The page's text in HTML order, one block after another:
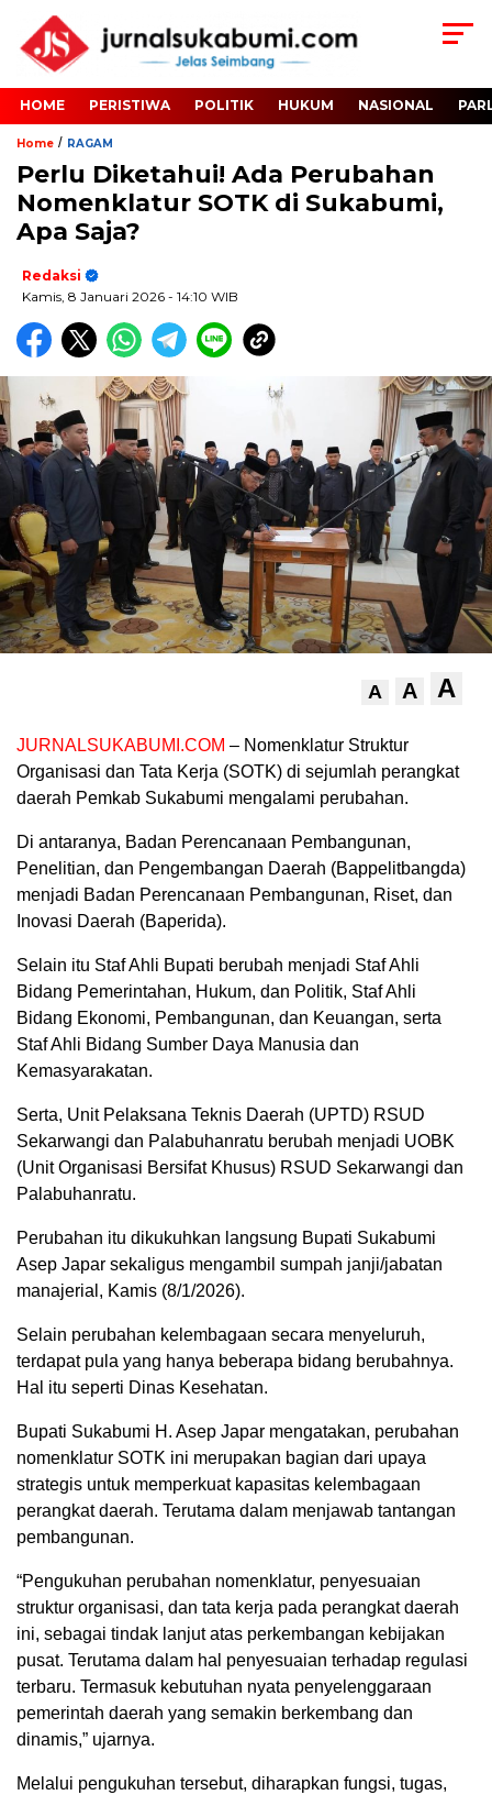
HOME PERISTIWA POLITIK HUKUM NASIONAL
Home / RAGAM
Perlu Diketahui! Ada Perubahan
Nomenklatur SOTK di Sukabumi,
Apa Saja?
Redaksi
Kamis, 8 Januari 2026 - 14:10 WIB
A A A
JURNALSUKABUMI.COM – Nomenklatur Struktur
Organisasi dan Tata Kerja (SOTK) di sejumlah perangkat
daerah Pemkab Sukabumi mengalami perubahan.
Di antaranya, Badan Perencanaan Pembangunan,
Penelitian, dan Pengembangan Daerah (Bappelitbangda)
menjadi Badan Perencanaan Pembangunan, Riset, dan
Inovasi Daerah (Baperida).
Selain itu Staf Ahli Bupati berubah menjadi Staf Ahli
Bidang Pemerintahan, Hukum, dan Politik, Staf Ahli
Bidang Ekonomi, Pembangunan, dan Keuangan, serta
Staf Ahli Bidang Sumber Daya Manusia dan
Kemasyarakatan.
Serta, Unit Pelaksana Teknis Daerah (UPTD) RSUD
Sekarwangi dan Palabuhanratu berubah menjadi UOBK
(Unit Organisasi Bersifat Khusus) RSUD Sekarwangi dan
Palabuhanratu.
Perubahan itu dikukuhkan langsung Bupati Sukabumi
Asep Japar sekaligus mengambil sumpah janji/jabatan
manajerial, Kamis (8/1/2026).
Selain perubahan kelembagaan secara menyeluruh,
terdapat pula yang hanya beberapa bidang berubahnya.
Hal itu seperti Dinas Kesehatan.
Bupati Sukabumi H. Asep Japar mengatakan, perubahan
nomenklatur SOTK ini merupakan bagian dari upaya
strategis untuk memperkuat kapasitas kelembagaan
perangkat daerah. Terutama dalam menjawab tantangan
pembangunan.
“Pengukuhan perubahan nomenklatur, penyesuaian
struktur organisasi, dan tata kerja pada perangkat daerah
ini, sebagai tindak lanjut atas perkembangan kebijakan
pusat. Terutama dalam hal penyesuaian terhadap regulasi
terbaru. Termasuk kebutuhan nyata penyelenggaraan
pemerintah daerah yang semakin berkembang dan
dinamis,” ujarnya.
Melalui pengukuhan tersebut, diharapkan fungsi, tugas,